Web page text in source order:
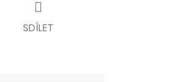
SDÍLET